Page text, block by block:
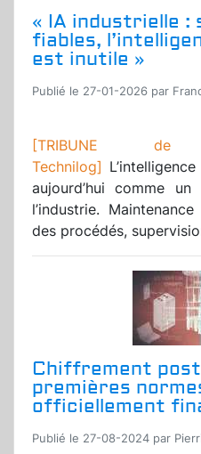
« IA industrielle :
fiables,
est inutile »
Publié le 27-01-2026 par
[TRIBUNE
Technilog]
aujourd’hui comme
l’industrie.
des procédés,
Chiffrement
premières
officiellement
Publié le 27-08-2024 par